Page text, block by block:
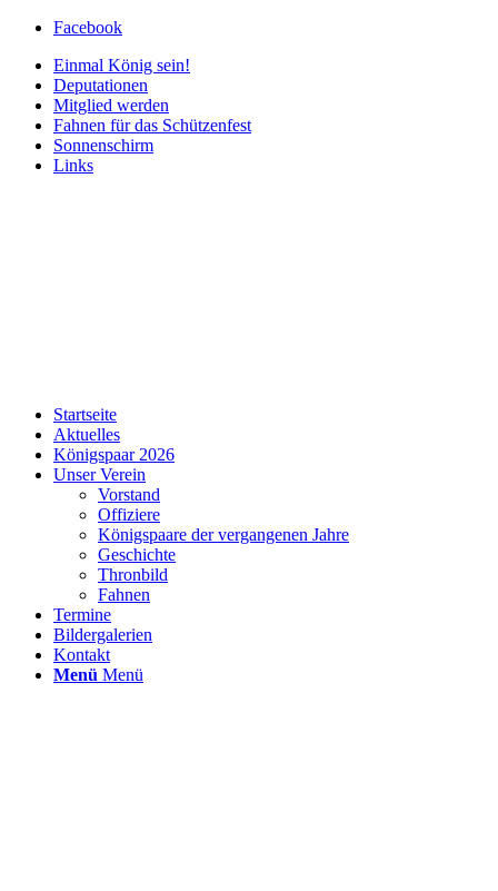
Facebook
Einmal König sein!
Deputationen
Mitglied werden
Fahnen für das Schützenfest
Sonnenschirm
Links
Startseite
Aktuelles
Königspaar 2026
Unser Verein
Vorstand
Offiziere
Königspaare der vergangenen Jahre
Geschichte
Thronbild
Fahnen
Termine
Bildergalerien
Kontakt
Menü Menü